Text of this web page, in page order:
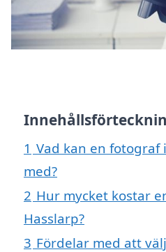
1 Vad kan en fotograf
med?
2 Hur mycket kostar
Hasslarp?
3 Fördelar med att